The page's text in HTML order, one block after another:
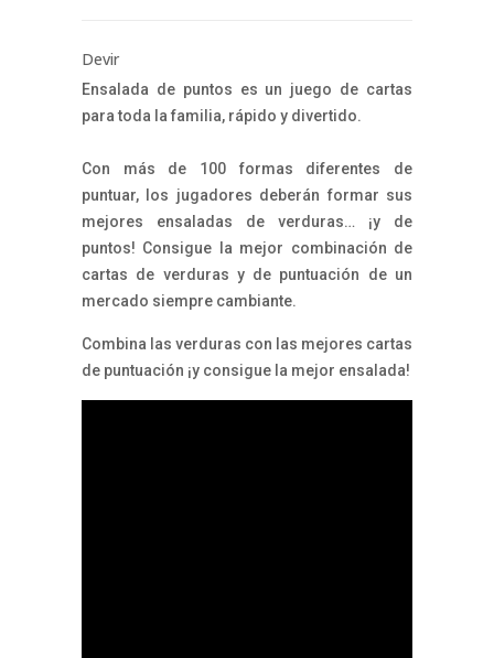
Devir
Ensalada de puntos es un juego de cartas
para toda la familia, rápido y divertido.
Con más de 100 formas diferentes de
puntuar, los jugadores deberán formar sus
mejores ensaladas de verduras… ¡y de
puntos! Consigue la mejor combinación de
cartas de verduras y de puntuación de un
mercado siempre cambiante.
Combina las verduras con las mejores cartas
de puntuación ¡y consigue la mejor ensalada!